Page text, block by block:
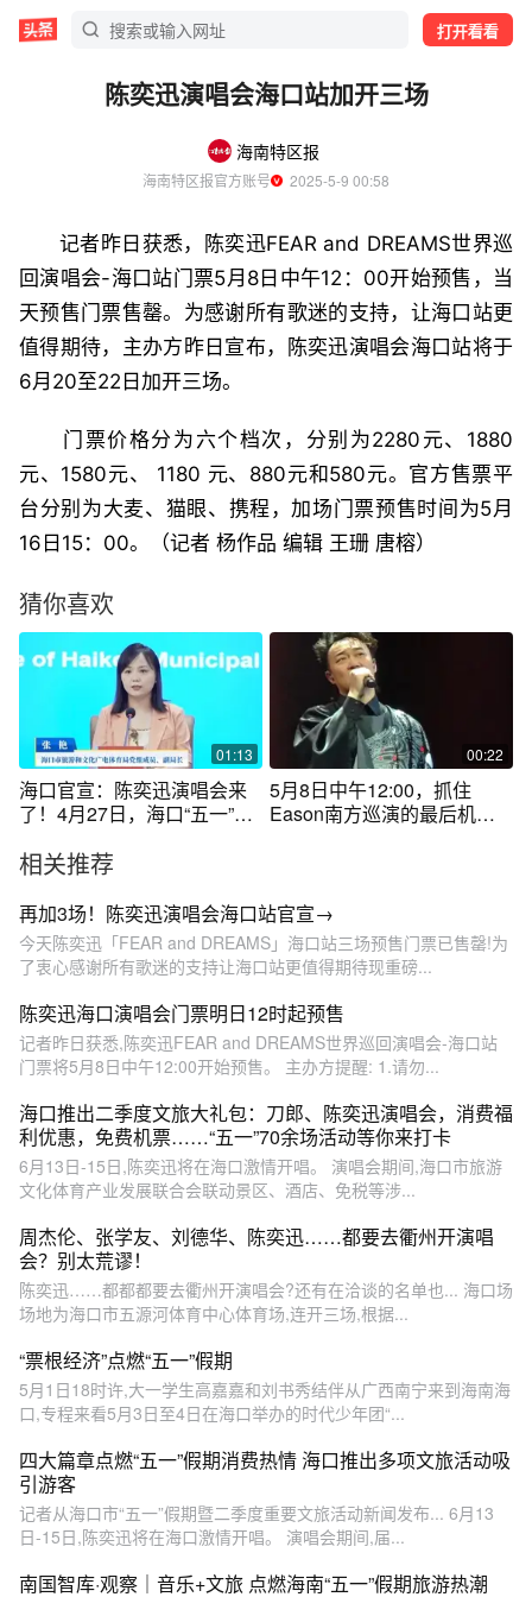
打开看看
陈奕迅演唱会海口站加开三场
海南特区报
海南特区报官方账号
  2025-5-9 00:58
记者昨日获悉，陈奕迅FEAR and DREAMS世界巡
回演唱会-海口站门票5月8日中午12：00开始预售，当
天预售门票售罄。为感谢所有歌迷的支持，让海口站更
值得期待，主办方昨日宣布，陈奕迅演唱会海口站将于
6月20至22日加开三场。
门票价格分为六个档次，分别为2280元、1880
元、1580元、 1180 元、880元和580元。官方售票平
台分别为大麦、猫眼、携程，加场门票预售时间为5月
16日15：00。（记者 杨作品 编辑 王珊 唐榕）
猜你喜欢
01:13
海口官宣：陈奕迅演唱会来
了！4月27日，海口“五一”假
闻发布会举行，小布从发布
会上了解到，6月13日-15
日，陈奕迅将在海口激情开
唱。#海口 #本地新闻 #海口
打造六个之城#海口旅游攻略
#陈奕迅
00:22
5月8日中午12:00，抓住
Eason南方巡演的最后机
日记
相关推荐
再加3场！陈奕迅演唱会海口站官宣→
今天陈奕迅「FEAR and DREAMS」海口站三场预售门票已售罄!为
了衷心感谢所有歌迷的支持让海口站更值得期待现重磅...
陈奕迅海口演唱会门票明日12时起预售
记者昨日获悉,陈奕迅FEAR and DREAMS世界巡回演唱会-海口站
门票将5月8日中午12:00开始预售。 主办方提醒: 1.请勿...
海口推出二季度文旅大礼包：刀郎、陈奕迅演唱会，消费福
利优惠，免费机票……“五一”70余场活动等你来打卡
6月13日-15日,陈奕迅将在海口激情开唱。 演唱会期间,海口市旅游
文化体育产业发展联合会联动景区、酒店、免税等涉...
周杰伦、张学友、刘德华、陈奕迅……都要去衢州开演唱
会？别太荒谬！
陈奕迅……都都都要去衢州开演唱会?还有在洽谈的名单也... 海口场
场地为海口市五源河体育中心体育场,连开三场,根据...
“票根经济”点燃“五一”假期
5月1日18时许,大一学生高嘉嘉和刘书秀结伴从广西南宁来到海南海
口,专程来看5月3日至4日在海口举办的时代少年团“...
四大篇章点燃“五一”假期消费热情 海口推出多项文旅活动吸
引游客
记者从海口市“五一”假期暨二季度重要文旅活动新闻发布... 6月13
日-15日,陈奕迅将在海口激情开唱。 演唱会期间,届...
南国智库·观察｜音乐+文旅 点燃海南“五一”假期旅游热潮